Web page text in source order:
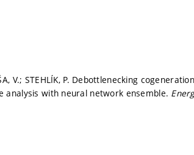
V.; STEHLÍK, P. Debottlenecking
analysis with neural network ensemble.